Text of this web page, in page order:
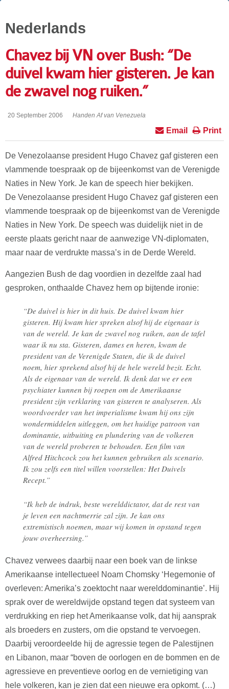
Nederlands
Chavez bij VN over Bush: “De
duivel kwam hier gisteren. Je kan
de zwavel nog ruiken.”
20 September 2006 Handen Af van Venezuela
Print
Email
De Venezolaanse president Hugo Chavez gaf gisteren een
vlammende toespraak op de bijeenkomst van de Verenigde
Naties in New York. Je kan de speech hier bekijken.
De Venezolaanse president Hugo Chavez gaf gisteren een
vlammende toespraak op de bijeenkomst van de Verenigde
Naties in New York. De speech was duidelijk niet in de
eerste plaats gericht naar de aanwezige VN-diplomaten,
maar naar de verdrukte massa’s in de Derde Wereld.
Aangezien Bush de dag voordien in dezelfde zaal had
gesproken, onthaalde Chavez hem op bijtende ironie:
“De duivel is hier in dit huis. De duivel kwam hier
gisteren. Hij kwam hier spreken alsof hij de eigenaar is
van de wereld. Je kan de zwavel nog ruiken, aan de tafel
waar ik nu sta. Gisteren, dames en heren, kwam de
president van de Verenigde Staten, die ik de duivel
noem, hier sprekend alsof hij de hele wereld bezit. Echt.
Als de eigenaar van de wereld. Ik denk dat we er een
psychiater kunnen bij roepen om de Amerikaanse
president zijn verklaring van gisteren te analyseren. Als
woordvoerder van het imperialisme kwam hij ons zijn
wondermiddelen uitleggen, om het huidige patroon van
dominantie, uitbuiting en plundering van de volkeren
van de wereld proberen te behouden. Een film van
Alfred Hitchcock zou het kunnen gebruiken als scenario.
Ik zou zelfs een titel willen voorstellen: Het Duivels
Recept.”
“Ik heb de indruk, beste werelddictator, dat de rest van
je leven een nachtmerrie zal zijn. Je kan ons
extremistisch noemen, maar wij komen in opstand tegen
jouw overheersing.”
Chavez verwees daarbij naar een boek van de linkse
Amerikaanse intellectueel Noam Chomsky ‘Hegemonie of
overleven: Amerika’s zoektocht naar werelddominantie’. Hij
sprak over de wereldwijde opstand tegen dat systeem van
verdrukking en riep het Amerikaanse volk, dat hij aansprak
als broeders en zusters, om die opstand te vervoegen.
Daarbij veroordeelde hij de agressie tegen de Palestijnen
en Libanon, maar “boven de oorlogen en de bommen en de
agressieve en preventieve oorlog en de vernietiging van
hele volkeren, kan je zien dat een nieuwe era opkomt. (…)